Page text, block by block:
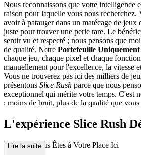
Nous reconnaissons que votre intelligence
raison pour laquelle vous nous recherchez.
avoir à patauger dans un marécage de jeux
juste pour trouver une perle rare. Le
sentir vu et respecté ; nous pensons que
de qualité. Notre Portefeuille Uniquement
chaque jeu, chaque pixel et chaque
manuellement pour l'excellence, la vitesse
Vous ne trouverez pas ici des milliers de
présentons Slice Rush parce que nous
exceptionnel qui mérite votre temps. C'est
: moins de bruit, plus de la qualité que vous
L'expérience Slice Rush
Pourquoi Vous Êtes à Votre Place Ici
Lire la suite